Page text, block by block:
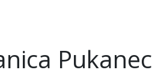
Pukanec